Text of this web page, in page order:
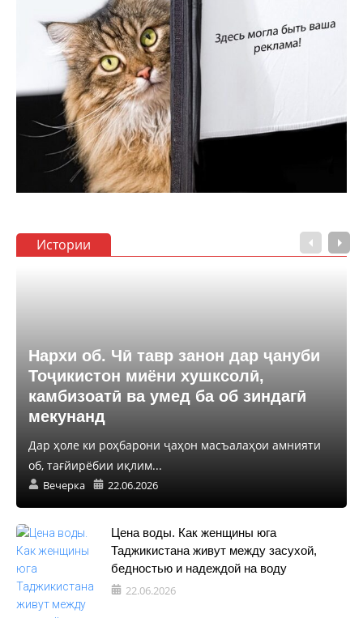
Истории
Нархи об. Чӣ тавр занон дар ҷануби
Тоҷикистон миёни хушксолӣ,
камбизоатӣ ва умед ба об зиндагӣ
мекунанд
Дар ҳоле ки роҳбарони ҷаҳон масъалаҳои амнияти
об, тағйирёбии иқлим...
Вечерка 22.06.2026
Цена воды. Как женщины юга
Таджикистана живут между засухой,
бедностью и надеждой на воду
22.06.2026